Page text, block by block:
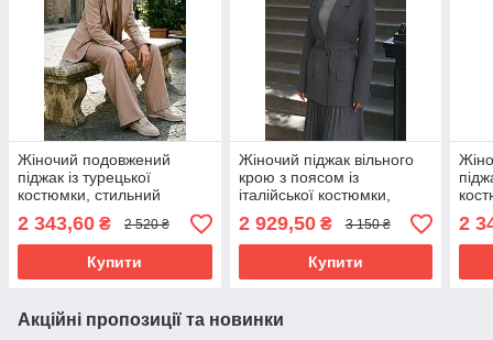
Жіночий подовжений
піджак із турецької
костюмки, стильний
демісезонний жакет
прямого крою 42-52
бежевий
2 343,60 ₴ 2 520 ₴
Купити
Жіночий піджак вільного
крою з поясом із
італійської костюмки,
розміри 42-52 сірий
2 929,50₴ 3 150 ₴
Купити
2
Акційні пропозиції та новинки